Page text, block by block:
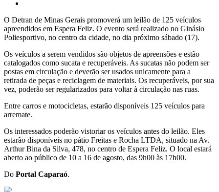
O Detran de Minas Gerais promoverá um leilão de 125 veículos
apreendidos em Espera Feliz. O evento será realizado no Ginásio
Poliesportivo, no centro da cidade, no dia próximo sábado (17).
Os veículos a serem vendidos são objetos de apreensões e estão
catalogados como sucata e recuperáveis. As sucatas não podem ser
postas em circulação e deverão ser usados unicamente para a
retirada de peças e reciclagem de materiais. Os recuperáveis, por sua
vez, poderão ser regularizados para voltar à circulação nas ruas.
Entre carros e motocicletas, estarão disponíveis 125 veículos para
arremate.
Os interessados poderão vistoriar os veículos antes do leilão. Eles
estarão disponíveis no pátio Freitas e Rocha LTDA, situado na Av.
Arthur Bina da Silva, 478, no centro de Espera Feliz. O local estará
aberto ao público de 10 a 16 de agosto, das 9h00 às 17h00.
Do Portal Caparaó.